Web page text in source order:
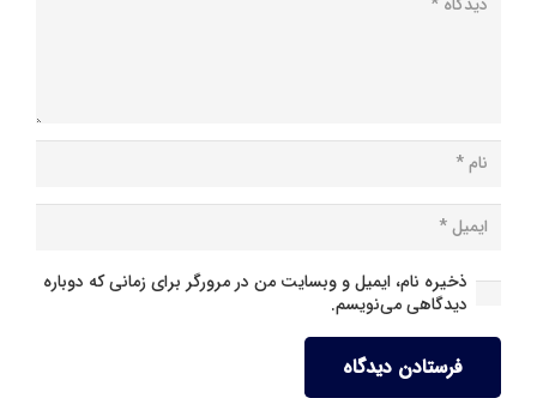
ذخیره نام، ایمیل و وبسایت من در مرورگر برای زمانی که دوباره
دیدگاهی می‌نویسم.
فرستادن دیدگاه